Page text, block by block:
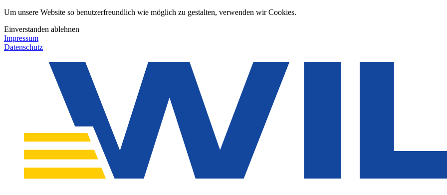
Um unsere Website so benutzerfreundlich wie möglich zu gestalten, verwenden wir Cookies.
Einverstanden ablehnen
Impressum
Datenschutz